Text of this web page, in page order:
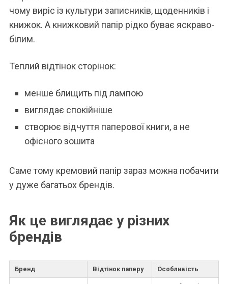
чому виріс із культури записників, щоденників і
книжок. А книжковий папір рідко буває яскраво-
білим.
Теплий відтінок сторінок:
менше блищить під лампою
виглядає спокійніше
створює відчуття паперової книги, а не
офісного зошита
Саме тому кремовий папір зараз можна побачити
у дуже багатьох брендів.
Як це виглядає у різних
брендів
Бренд Відтінок паперу Особливість